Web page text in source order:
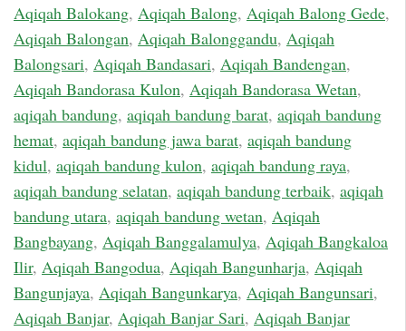
Aqiqah Balokang, Aqiqah Balong, Aqiqah Balong Gede,
Aqiqah Balongan, Aqiqah Balonggandu, Aqiqah
Balongsari, Aqiqah Bandasari, Aqiqah Bandengan,
Aqiqah Bandorasa Kulon, Aqiqah Bandorasa Wetan,
aqiqah bandung, aqiqah bandung barat, aqiqah bandung
hemat, aqiqah bandung jawa barat, aqiqah bandung
kidul, aqiqah bandung kulon, aqiqah bandung raya,
aqiqah bandung selatan, aqiqah bandung terbaik, aqiqah
bandung utara, aqiqah bandung wetan, Aqiqah
Bangbayang, Aqiqah Banggalamulya, Aqiqah Bangkaloa
Ilir, Aqiqah Bangodua, Aqiqah Bangunharja, Aqiqah
Bangunjaya, Aqiqah Bangunkarya, Aqiqah Bangunsari,
Aqiqah Banjar, Aqiqah Banjar Sari, Aqiqah Banjar